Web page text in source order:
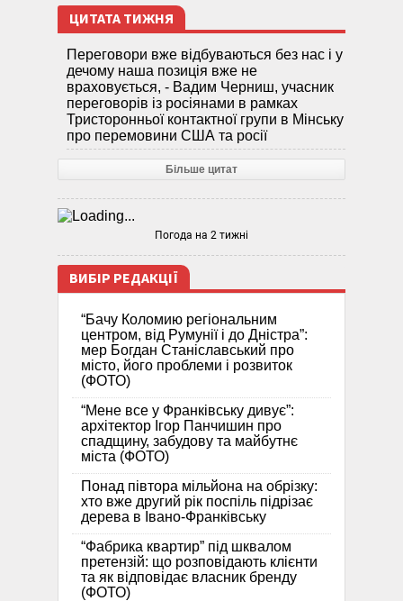
ЦИТАТА ТИЖНЯ
Переговори вже відбуваються без нас і у
дечому наша позиція вже не
враховується, - Вадим Черниш, учасник
переговорів із росіянами в рамках
Тристоронньої контактної групи в Мінську
про перемовини США та росії
Більше цитат
Погода на 2 тижні
ВИБІР РЕДАКЦІЇ
“Бачу Коломию регіональним
центром, від Румунії і до Дністра”:
мер Богдан Станіславський про
місто, його проблеми і розвиток
(ФОТО)
“Мене все у Франківську дивує”:
архітектор Ігор Панчишин про
спадщину, забудову та майбутнє
міста (ФОТО)
Понад півтора мільйона на обрізку:
хто вже другий рік поспіль підрізає
дерева в Івано-Франківську
“Фабрика квартир” під шквалом
претензій: що розповідають клієнти
та як відповідає власник бренду
(ФОТО)